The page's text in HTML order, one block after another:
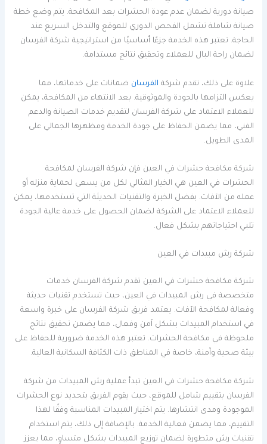
صيانة دورية لضمان عدم عودة الحشرات بعد المكافحة. يتم وضع خطة
صيانة شاملة تشمل الفحص الدوري للموقع والتدخل السريع عند
الحاجة. تعتبر هذه الخدمة جزءًا أساسيًا من استراتيجية شركة الفرسان
لضمان راحة البال للعملاء وتحقيق نتائج مستدامة.
علاوة على ذلك، تقدم شركة الفرسان ضمانات على خدماتها، مما
يعكس التزامها بالجودة والموثوقية. بعد الانتهاء من المكافحة، يمكن
للعملاء الاعتماد على شركة الفرسان لتقديم خدمات الصيانة والدعم
الفني، مما يضمن الحفاظ على جودة الخدمة ومظهرها الجمالي على
المدى الطويل.
شركة مكافحة حشرات في العين فإن شركة الفرسان لمكافحة
الحشرات في العين هي الخيار المثالي لكل من يسعى لحماية منزله أو
عمله من الآفات. بفضل الخبرة والتقنيات الحديثة التي تستخدمها، يمكن
للعملاء الاعتماد على الشركة لضمان الحصول على خدمة عالية الجودة
تلبي احتياجاتهم بشكل فعال.
شركة رش مبيدات في العين
شركة مكافحة حشرات في العين تقدم شركة الفرسان خدمات
متخصصة في رش المبيدات في العين، حيث تستخدم تقنيات حديثة
وفعالة لمكافحة الآفات. يعتمد فريق شركة الفرسان على خبرة واسعة
في استخدام المبيدات بشكل آمن وفعال، مما يضمن تحقيق نتائج
ملحوظة في مكافحة الحشرات. تعتبر هذه الخدمة ضرورية للحفاظ على
بيئة صحية وآمنة، خاصة في المناطق ذات الكثافة السكانية العالية.
شركة مكافحة حشرات في العين تبدأ عملية رش المبيدات من شركة
الفرسان بتقييم شامل للموقع، حيث يقوم الفريق بتحديد نوع الحشرات
الموجودة ومدى انتشارها. يتم اختيار المبيدات المناسبة وفقًا لهذا
التقييم، مما يضمن فعالية الخدمة. بالإضافة إلى ذلك، يتم استخدام
تقنيات رش متطورة لضمان توزيع المبيدات بشكل متساوٍ، مما يعزز